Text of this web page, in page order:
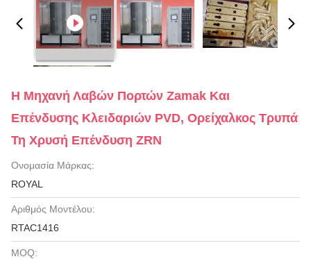
Η Μηχανή Λαβών Πορτών Zamak Και
Επένδυσης Κλειδαριών PVD, Ορείχαλκος Τρυπά
Τη Χρυσή Επένδυση ZRN
Ονομασία Μάρκας:
ROYAL
Αριθμός Μοντέλου:
RTAC1416
MOQ: